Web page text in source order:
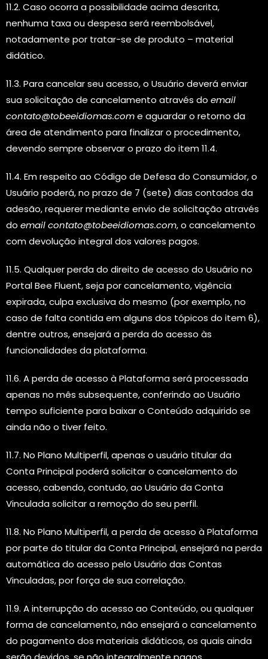
11.2. Caso ocorra a possibilidade acima descrita,
nenhuma taxa ou despesa será reembolsável,
notadamente por tratar-se de produto – material
didático.
11.3. Para cancelar seu acesso, o Usuário deverá enviar
sua solicitação de cancelamento através do email
contato@tobeeidiomas.come aguardar o retorno da
área de atendimento para finalizar o procedimento,
devendo sempre observar o prazo do item 11.4.
11.4. Em respeito ao Código de Defesa do Consumidor, o
Usuário poderá, no prazo de 7 (sete) dias contados da
adesão, requerer mediante envio de solicitação através
do email contato@tobeeidiomas.com, o cancelamento
com devolução integral dos valores pagos.
11.5. Qualquer perda do direito de acesso do Usuário no
Portal Bee Fluent, seja por cancelamento, vigência
expirada, culpa exclusiva do mesmo (por exemplo, no
caso de falta contida em alguns dos tópicos do item 6),
dentre outros, ensejará a perda do acesso às
funcionalidades da plataforma.
11.6. A perda de acesso à Plataforma será processada
apenas no mês subsequente, conferindo ao Usuário
tempo suficiente para baixar o Conteúdo adquirido se
ainda não o tiver feito.
11.7. No Plano Multiperfil, apenas o usuário titular da
Conta Principal poderá solicitar o cancelamento do
acesso, cabendo, contudo, ao Usuário da Conta
Vinculada solicitar a remoção do seu perfil.
11.8. No Plano Multiperfil, a perda de acesso à Plataforma
por parte do titular da Conta Principal, ensejará na perda
automática do acesso pelo Usuário das Contas
Vinculadas, por força de sua correlação.
11.9. A interrupção do acesso ao Conteúdo, ou qualquer
forma de cancelamento, não ensejará o cancelamento
do pagamento dos materiais didáticos, os quais ainda